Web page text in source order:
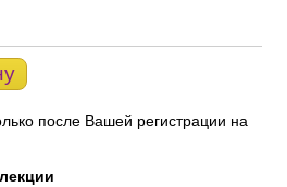
после Вашей регистрации на